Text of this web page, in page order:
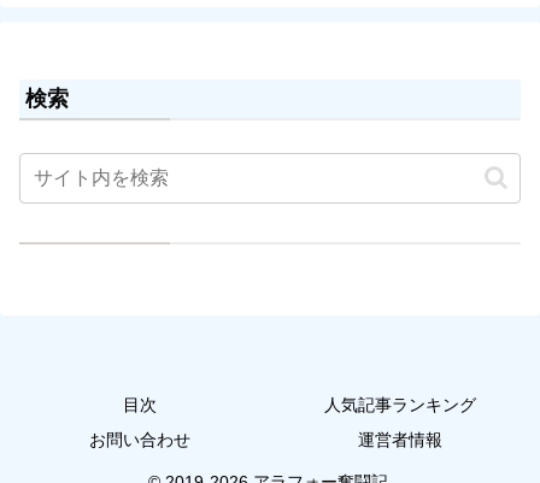
検索
目次
人気記事ランキング
お問い合わせ
運営者情報